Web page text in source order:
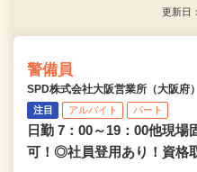
更新日
警備員
SPD株式会社大阪営業所（大阪府
注目 アルバイト パート
日勤 7：00～19：00他現
可！◎社員登用あり！資格